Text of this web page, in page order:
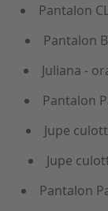
Pantalon
Pantalon
Juliana -
Pantalon
Jupe
Jupe
Pantalon